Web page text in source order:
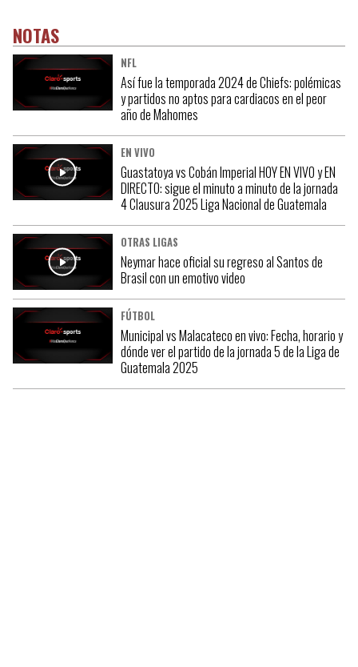
NOTAS
NFL
Así fue la temporada 2024 de Chiefs: polémicas
y partidos no aptos para cardiacos en el peor
año de Mahomes
EN VIVO
Guastatoya vs Cobán Imperial HOY EN VIVO y EN
DIRECTO: sigue el minuto a minuto de la jornada
4 Clausura 2025 Liga Nacional de Guatemala
OTRAS LIGAS
Neymar hace oficial su regreso al Santos de
Brasil con un emotivo video
FÚTBOL
Municipal vs Malacateco en vivo: Fecha, horario y
dónde ver el partido de la jornada 5 de la Liga de
Guatemala 2025